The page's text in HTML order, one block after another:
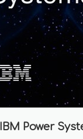
IBM Power